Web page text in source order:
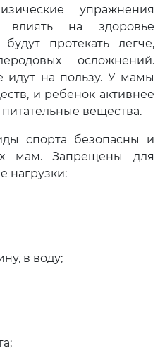
упражнения
влиять на здоровье
протекать легче,
осложнений.
идут на пользу. У мамы
и ребенок активнее
вещества.
спорта безопасны и
мам. Запрещены для
нагрузки:
в воду;